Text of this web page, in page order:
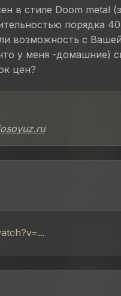
в стиле Doom metal
порядка
ли возможность с
у меня -домашние)
цен?